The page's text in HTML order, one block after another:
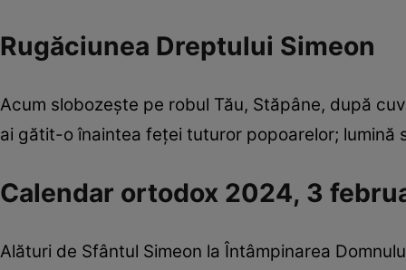
Rugăciunea Dreptului Simeon
Acum slobozește pe robul Tău, Stăpâne, după
ai gătit-o înaintea feței tuturor popoarelor; lumină
Calendar ortodox 2024, 3
Alături de Sfântul Simeon la Întâmpinarea